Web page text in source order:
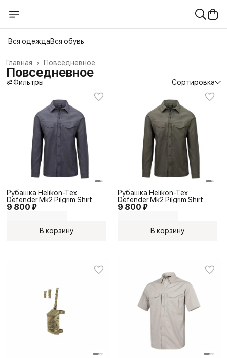
Вся одеждаВся обувь
Повседневное
Главная ›
Повседневное
Фильтры Сортировка
9 800 ₽
Рубашка Helikon-Tex
Defender Mk2 Pilgrim Shirt
Subdued Blue
В корзину
9 800 ₽
Рубашка Helikon-Tex
Defender Mk2 Pilgrim Shirt
Moss Green Denim
В корзину